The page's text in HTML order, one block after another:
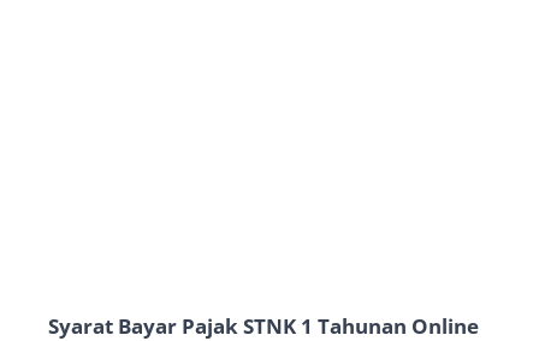
Syarat Bayar Pajak STNK 1 Tahunan Online